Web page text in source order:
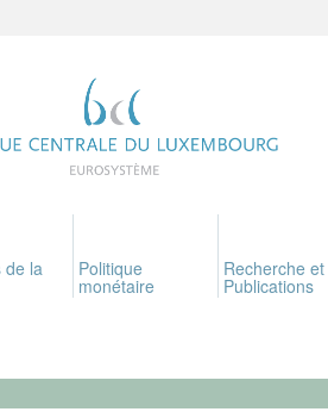
de la Politique
monétaire
Recherche et
Publications